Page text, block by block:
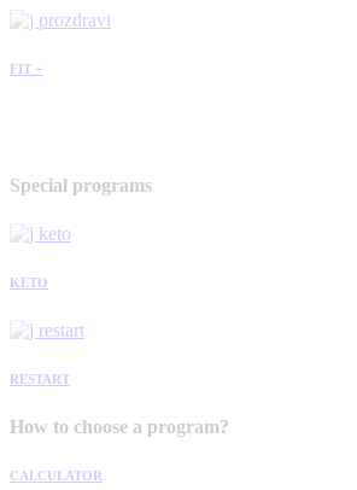
FIT +
Special programs
KETO
RESTART
How to choose a program?
CALCULATOR